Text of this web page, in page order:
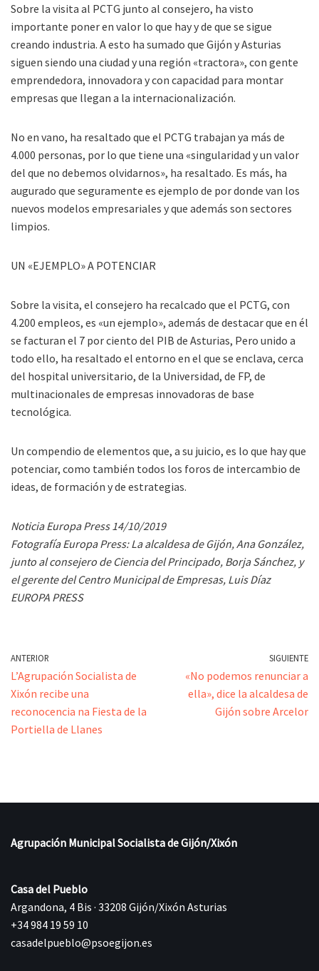
Sobre la visita al PCTG junto al consejero, ha visto
importante poner en valor lo que hay y de que se sigue
creando industria. A esto ha sumado que Gijón y Asturias
siguen siendo una ciudad y una región «tractora», con gente
emprendedora, innovadora y con capacidad para montar
empresas que llegan a la internacionalización.
No en vano, ha resaltado que el PCTG trabajan ya más de
4.000 personas, por lo que tiene una «singularidad y un valor
del que no debemos olvidarnos», ha resaltado. Es más, ha
augurado que seguramente es ejemplo de por donde van los
nuevos modelos empresariales y que además son sectores
limpios.
UN «EJEMPLO» A POTENCIAR
Sobre la visita, el consejero ha recalcado que el PCTG, con
4.200 empleos, es «un ejemplo», además de destacar que en él
se facturan el 7 por ciento del PIB de Asturias, Pero unido a
todo ello, ha resaltado el entorno en el que se enclava, cerca
del hospital universitario, de la Universidad, de FP, de
multinacionales de empresas innovadoras de base
tecnológica.
Un compendio de elementos que, a su juicio, es lo que hay que
potenciar, como también todos los foros de intercambio de
ideas, de formación y de estrategias.
Noticia Europa Press 14/10/2019
Fotografía Europa Press: La alcaldesa de Gijón, Ana González,
junto al consejero de Ciencia del Principado, Borja Sánchez, y
el gerente del Centro Municipal de Empresas, Luis Díaz
EUROPA PRESS
ANTERIOR
L’Agrupación Socialista de
Xixón recibe una
reconocencia na Fiesta de la
Portiella de Llanes
SIGUIENTE
«No podemos renunciar a
ella», dice la alcaldesa de
Gijón sobre Arcelor
Agrupación Municipal Socialista de Gijón/Xixón
Casa del Pueblo
Argandona, 4 Bis · 33208 Gijón/Xixón Asturias
+34 984 19 59 10
casadelpueblo@psoegijon.es